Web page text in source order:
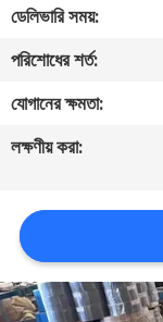
যোগাযোগ
করুন
উদ্ধৃতির
জন্য
সাইট
ম্যাপ
ডেলিভারি সময়:
পরিশোধের শর্ত:
যোগানের ক্ষমতা:
লক্ষণীয় করা: